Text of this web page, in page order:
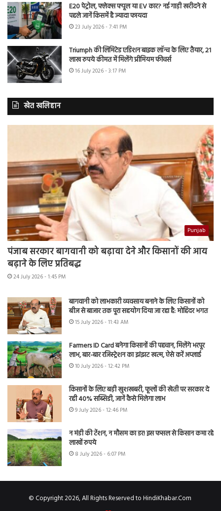
E20 पेट्रोल, फ्लेक्स फ्यूल या EV कार? नई गाड़ी खरीदने से
पहले जानें किसमें है ज्यादा फायदा
23 July 2026 - 7:41 PM
Triumph की लिमिटेड एडिशन बाइक लॉन्च के लिए तैयार, 21
लाख रुपये कीमत में मिलेंगे प्रीमियम फीचर्स
16 July 2026 - 3:17 PM
खेत खलिहान
Punjab
पंजाब सरकार बागवानी को बढ़ावा देने और किसानों की आय
बढ़ाने के लिए प्रतिबद्ध
24 July 2026 - 1:45 PM
बागवानी को लाभकारी व्यवसाय बनाने के लिए किसानों को
बीज से बाजार तक पूरा सहयोग दिया जा रहा है: मोहिंदर भगत
15 July 2026 - 11:43 AM
Farmers ID Card बनेगा किसानों की पहचान, मिलेंगे भरपूर
लाभ, बार-बार रजिस्ट्रेशन का झंझट खत्म, ऐसे करें अप्लाई
10 July 2026 - 12:42 PM
किसानों के लिए बड़ी खुशखबरी, फूलों की खेती पर सरकार दे
रही 40% सब्सिडी, जानें कैसे मिलेगा लाभ
9 July 2026 - 12:46 PM
न मंडी की टेंशन, न मौसम का डर! इस फसल से किसान कमा रहे
लाखों रुपये
8 July 2026 - 6:07 PM
© Copyright 2026, All Rights Reserved to HindiKhabar.Com